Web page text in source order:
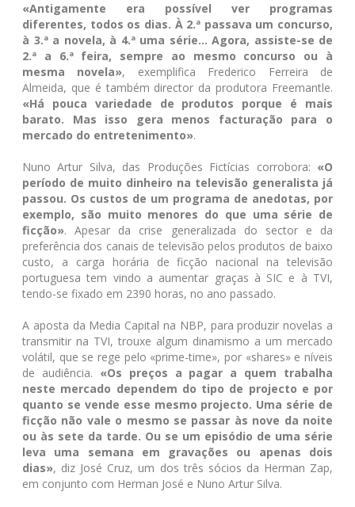
«Antigamente era possível ver programas
diferentes, todos os dias. À 2.ª passava um concurso,
à 3.ª a novela, à 4.ª uma série... Agora, assiste-se de
2.ª a 6.ª feira, sempre ao mesmo concurso ou à
mesma novela», exemplifica Frederico Ferreira de
Almeida, que é também director da produtora Freemantle.
«Há pouca variedade de produtos porque é mais
barato. Mas isso gera menos facturação para o
mercado do entretenimento».
Nuno Artur Silva, das Produções Fictícias corrobora: «O
período de muito dinheiro na televisão generalista já
passou. Os custos de um programa de anedotas, por
exemplo, são muito menores do que uma série de
ficção». Apesar da crise generalizada do sector e da
preferência dos canais de televisão pelos produtos de baixo
custo, a carga horária de ficção nacional na televisão
portuguesa tem vindo a aumentar graças à SIC e à TVI,
tendo-se fixado em 2390 horas, no ano passado.
A aposta da Media Capital na NBP, para produzir novelas a
transmitir na TVI, trouxe algum dinamismo a um mercado
volátil, que se rege pelo «prime-time», por «shares» e níveis
de audiência. «Os preços a pagar a quem trabalha
neste mercado dependem do tipo de projecto e por
quanto se vende esse mesmo projecto. Uma série de
ficção não vale o mesmo se passar às nove da noite
ou às sete da tarde. Ou se um episódio de uma série
leva uma semana em gravações ou apenas dois
dias», diz José Cruz, um dos três sócios da Herman Zap,
em conjunto com Herman José e Nuno Artur Silva.